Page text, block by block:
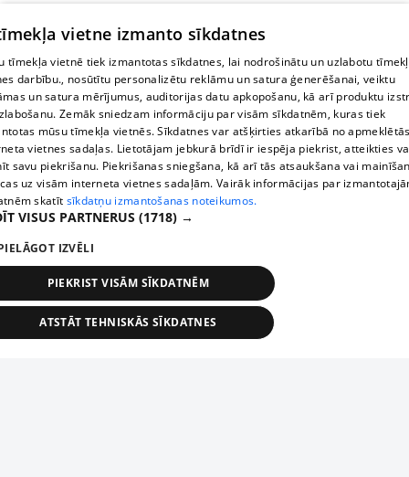
vietne izmanto sīkdatnes
tīmekļa vietnē tiek izmantotas sīkdatnes, lai nodrošinātu un uzlabotu
darbību., nosūtītu personalizētu reklāmu un satura ģenerēšanai, veiktu
un satura mērījumus, auditorijas datu apkopošanu, kā arī produktu
Zemāk sniedzam informāciju par visām sīkdatnēm, kuras tiek
mūsu tīmekļa vietnēs. Sīkdatnes var atšķirties atkarībā no
vietnes sadaļas. Lietotājam jebkurā brīdī ir iespēja piekrist, atteikties
savu piekrišanu. Piekrišanas sniegšana, kā arī tās atsaukšana vai
uz visām interneta vietnes sadaļām. Vairāk informācijas par
skatīt sīkdatņu izmantošanas noteikumos.
VISUS PARTNERUS (1718) →
IZVĒLI
PIEKRIST VISĀM SĪKDATNĒM
ATSTĀT TEHNISKĀS SĪKDATNES